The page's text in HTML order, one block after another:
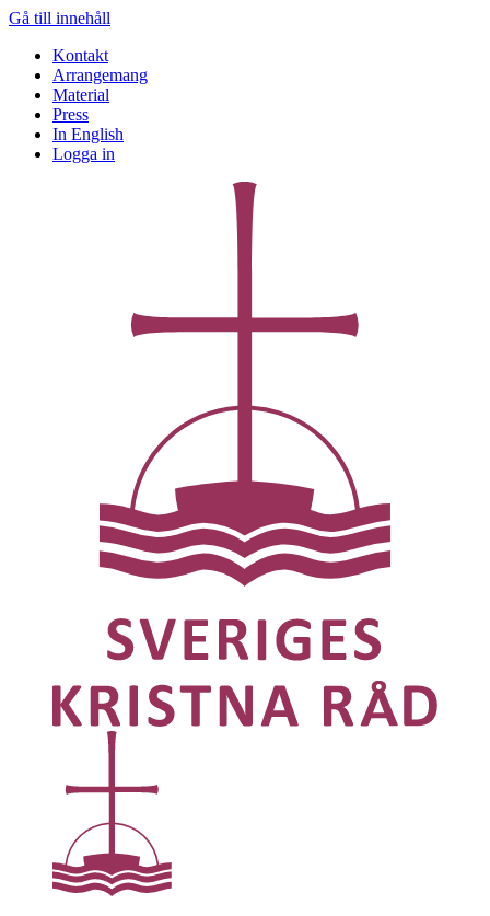
Gå till innehåll
Kontakt
Arrangemang
Material
Press
In English
Logga in